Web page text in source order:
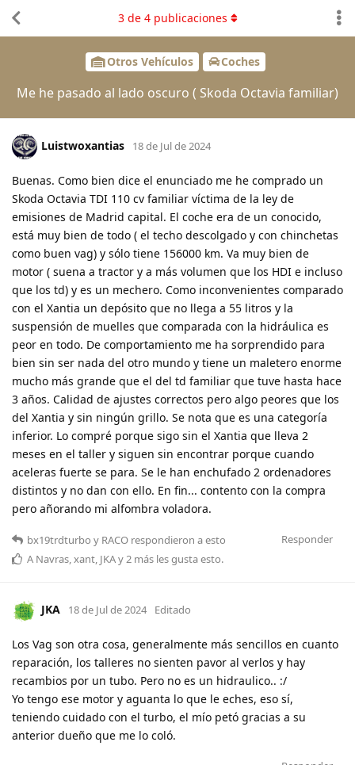
Otros Vehículos Coches
Me he pasado al lado oscuro ( Skoda Octavia familiar)
3de 4publicaciones
Luistwoxantias 18 de Jul de 2024
Buenas. Como bien dice el enunciado me he comprado un
Skoda Octavia TDI 110 cv familiar víctima de la ley de
emisiones de Madrid capital. El coche era de un conocido,
está muy bien de todo ( el techo descolgado y con chinchetas
como buen vag) y sólo tiene 156000 km. Va muy bien de
motor ( suena a tractor y a más volumen que los HDI e incluso
que los td) y es un mechero. Como inconvenientes comparado
con el Xantia un depósito que no llega a 55 litros y la
suspensión de muelles que comparada con la hidráulica es
peor en todo. De comportamiento me ha sorprendido para
bien sin ser nada del otro mundo y tiene un maletero enorme
mucho más grande que el del td familiar que tuve hasta hace
3 años. Calidad de ajustes correctos pero algo peores que los
del Xantia y sin ningún grillo. Se nota que es una categoría
inferior. Lo compré porque sigo sin el Xantia que lleva 2
meses en el taller y siguen sin encontrar porque cuando
aceleras fuerte se para. Se le han enchufado 2 ordenadores
distintos y no dan con ello. En fin... contento con la compra
pero añorando mi alfombra voladora.
Responder
bx19trdturbo y RACO respondieron a esto
A Navras,xant, JKAy2 más les gusta esto.
JKA 18 de Jul de 2024 Editado
Los Vag son otra cosa, generalmente más sencillos en cuanto
reparación, los talleres no sienten pavor al verlos y hay
recambios por un tubo. Pero no es un hidraulico.. :/
Yo tengo ese motor y aguanta lo que le eches, eso sí,
teniendo cuidado con el turbo, el mío petó gracias a su
anterior dueño que me lo coló.